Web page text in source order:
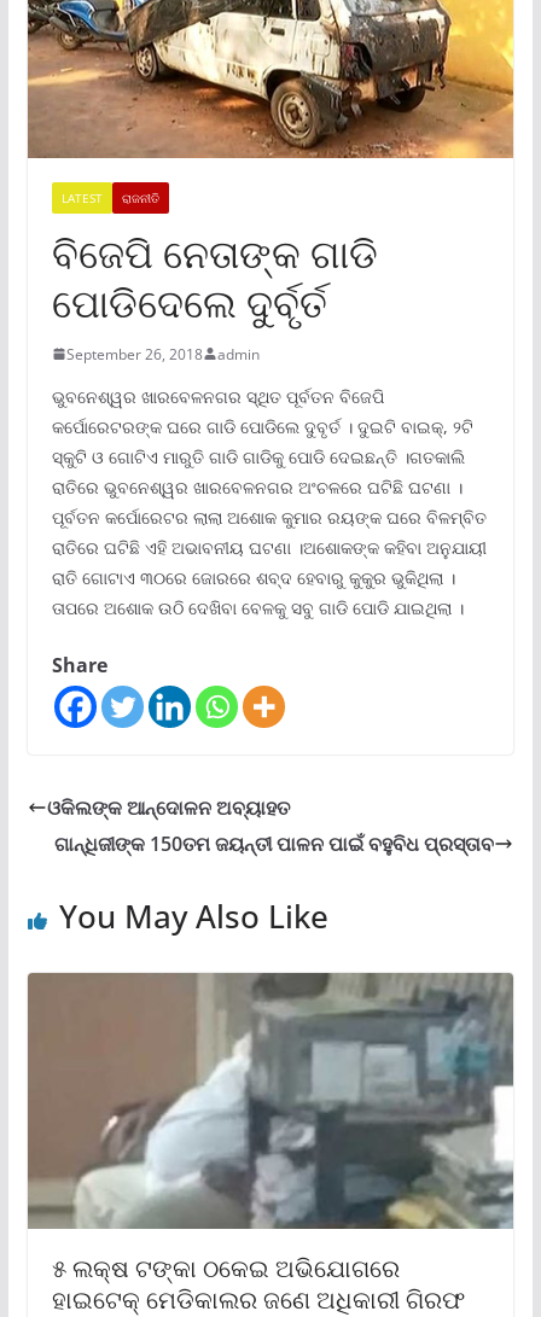
LATEST ରାଜନୀତି
ବିଜେପି ନେତାଙ୍କ ଗାଡି
ପୋଡିଦେଲେ ଦୁର୍ବୃର୍ତ
September 26, 2018 admin
ଭୁବନେଶ୍ୱର ଖାରବେଳନଗର ସ୍ଥିତ ପୂର୍ବତନ ବିଜେପି
କର୍ପୋରେଟରଙ୍କ ଘରେ ଗାଡି ପୋଡିଲେ ଦୁବୃର୍ତ । ଦୁଇଟି ବାଇକ୍, ୨ଟି
ସ୍କୁଟି ଓ ଗୋଟିଏ ମାରୁତି ଗାଡି ଗାଡିକୁ ପୋଡି ଦେଇଛନ୍ତି ।ଗତକାଲି
ରାତିରେ ଭୁବନେଶ୍ୱର ଖାରବେଳନଗର ଅଂଚଳରେ ଘଟିଛି ଘଟଣା ।
ପୂର୍ବତନ କର୍ପୋରେଟର ଲାଲା ଅଶୋକ କୁମାର ରୟଙ୍କ ଘରେ ବିଳମ୍ବିତ
ରାତିରେ ଘଟିଛି ଏହି ଅଭାବନୀୟ ଘଟଣା ।ଅଶୋକଙ୍କ କହିବା ଅନୁଯାୟୀ
ରାତି ଗୋଟାଏ ୩୦ରେ ଜୋରରେ ଶବ୍ଦ ହେବାରୁ କୁକୁର ଭୁକିଥିଲା ।
ତାପରେ ଅଶୋକ ଉଠି ଦେଖିବା ବେଳକୁ ସବୁ ଗାଡି ପୋଡି ଯାଇଥିଲା ।
Share
ଓକିଲଙ୍କ ଆନ୍ଦୋଳନ ଅବ୍ୟାହତ
ଗାନ୍ଧିଜୀଙ୍କ 150ତମ ଜୟନ୍ତୀ ପାଳନ ପାଇଁ ବହୁବିଧ ପ୍ରସ୍ତାବ
You May Also Like
୫ ଲକ୍ଷ ଟଙ୍କା ଠକେଇ ଅଭିଯୋଗରେ
ହାଇଟେକ୍ ମେଡିକାଲର ଜଣେ ଅଧିକାରୀ ଗିରଫ